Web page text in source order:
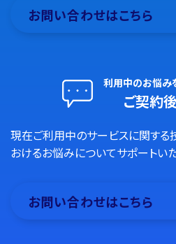
お問い合わせはこちら
利用中のお悩み
ご契約
現在ご利用中のサービスに関する
おけるお悩みについてサポートいた
お問い合わせはこちら